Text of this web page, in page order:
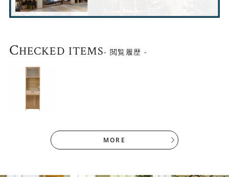
CHECKED ITEMS- 閲覧履歴 -
MORE